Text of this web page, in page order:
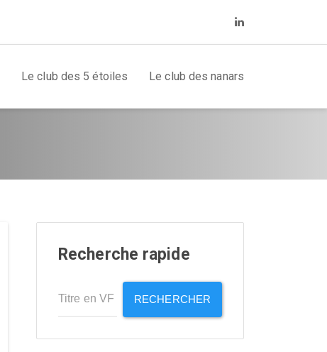
Le club des 5 étoiles Le club des nanars
Recherche rapide
RECHERCHER